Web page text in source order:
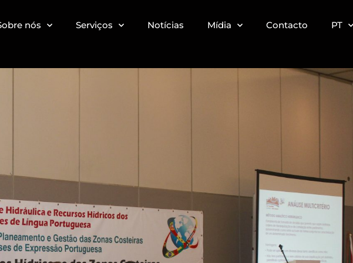
nós Serviços Notícias Mídia Contacto PT